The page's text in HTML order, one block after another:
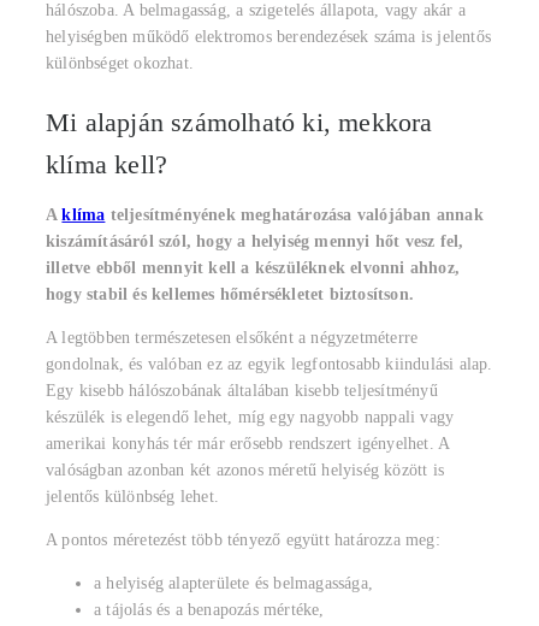
hálószoba. A belmagasság, a szigetelés állapota, vagy akár a
helyiségben működő elektromos berendezések száma is jelentős
különbséget okozhat.
Mi alapján számolható ki, mekkora
klíma kell?
Aklíma teljesítményének meghatározása valójában annak
kiszámításáról szól, hogy a helyiség mennyi hőt vesz fel,
illetve ebből mennyit kell a készüléknek elvonni ahhoz,
hogy stabil és kellemes hőmérsékletet biztosítson.
A legtöbben természetesen elsőként a négyzetméterre
gondolnak, és valóban ez az egyik legfontosabb kiindulási alap.
Egy kisebb hálószobának általában kisebb teljesítményű
készülék is elegendő lehet, míg egy nagyobb nappali vagy
amerikai konyhás tér már erősebb rendszert igényelhet. A
valóságban azonban két azonos méretű helyiség között is
jelentős különbség lehet.
A pontos méretezést több tényező együtt határozza meg:
a helyiség alapterülete és belmagassága,
a tájolás és a benapozás mértéke,